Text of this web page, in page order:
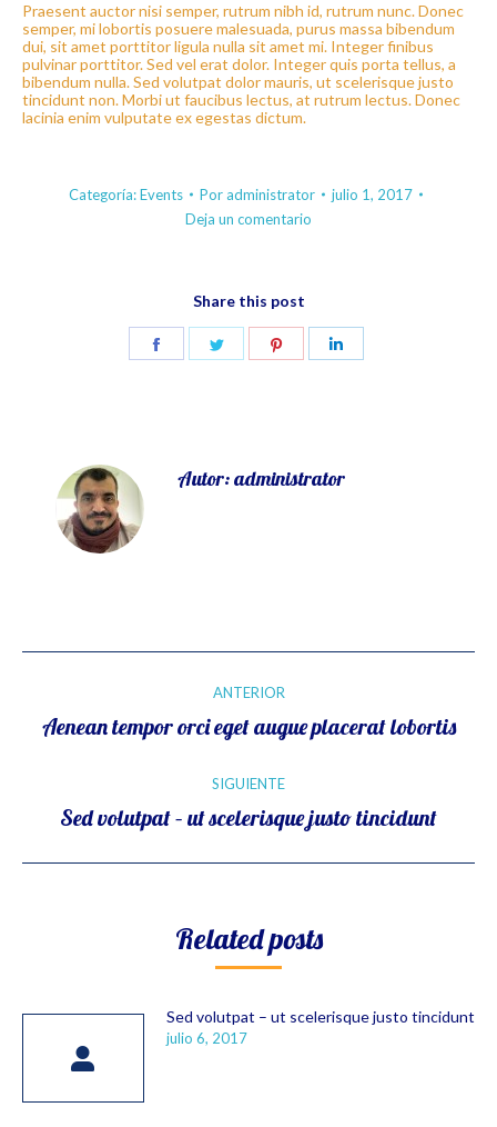
Praesent auctor nisi semper, rutrum nibh id, rutrum nunc. Donec
semper, mi lobortis posuere malesuada, purus massa bibendum
dui, sit amet porttitor ligula nulla sit amet mi. Integer finibus
pulvinar porttitor. Sed vel erat dolor. Integer quis porta tellus, a
bibendum nulla. Sed volutpat dolor mauris, ut scelerisque justo
tincidunt non. Morbi ut faucibus lectus, at rutrum lectus. Donec
lacinia enim vulputate ex egestas dictum.
Categoría:Events Poradministrator
julio 1, 2017
Deja un comentario
Share this post
Autor:administrator
entre
ANTERIOR
Publicación
anterior:
Aenean tempor orci eget augue placerat lobortis
SIGUIENTE
Publicación
siguiente:
Sed volutpat – ut scelerisque justo tincidunt
Related posts
Sed volutpat – ut scelerisque justo tincidunt
julio 6, 2017